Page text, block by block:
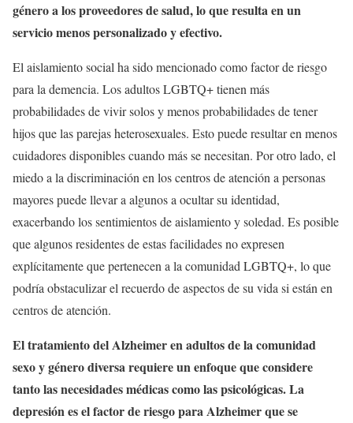
género a los proveedores de salud, lo que resulta en un
servicio menos personalizado y efectivo.
El aislamiento social ha sido mencionado como factor de riesgo
para la demencia. Los adultos LGBTQ+ tienen más
probabilidades de vivir solos y menos probabilidades de tener
hijos que las parejas heterosexuales. Esto puede resultar en menos
cuidadores disponibles cuando más se necesitan. Por otro lado, el
miedo a la discriminación en los centros de atención a personas
mayores puede llevar a algunos a ocultar su identidad,
exacerbando los sentimientos de aislamiento y soledad. Es posible
que algunos residentes de estas facilidades no expresen
explícitamente que pertenecen a la comunidad LGBTQ+, lo que
podría obstaculizar el recuerdo de aspectos de su vida si están en
centros de atención.
El tratamiento del Alzheimer en adultos de la comunidad
sexo y género diversa requiere un enfoque que considere
tanto las necesidades médicas como las psicológicas. La
depresión es el factor de riesgo para Alzheimer que se